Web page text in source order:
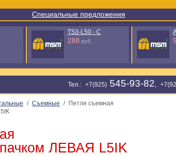
Специальные предложения
A640 GR-C
980руб.
A649 BSN
1818 руб.
Тел.: +7(925) 545-93-82,
/ Съемные /
Петля съемная
ЛЕВАЯ L5IK